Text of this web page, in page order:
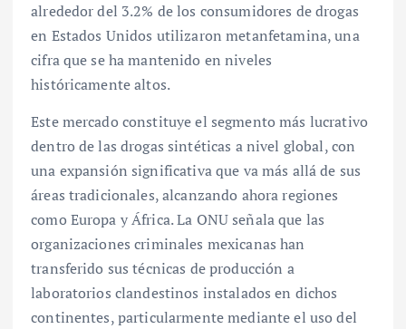
alrededor del 3.2% de los consumidores de drogas
en Estados Unidos utilizaron metanfetamina, una
cifra que se ha mantenido en niveles
históricamente altos.
Este mercado constituye el segmento más lucrativo
dentro de las drogas sintéticas a nivel global, con
una expansión significativa que va más allá de sus
áreas tradicionales, alcanzando ahora regiones
como Europa y África. La ONU señala que las
organizaciones criminales mexicanas han
transferido sus técnicas de producción a
laboratorios clandestinos instalados en dichos
continentes, particularmente mediante el uso del